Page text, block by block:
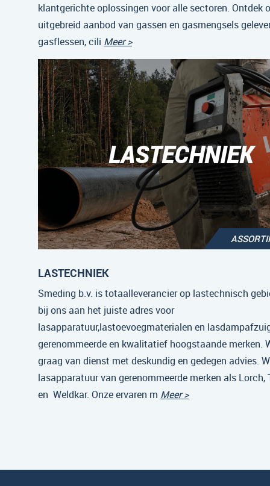
klantgerichte oplossingen voor alle sectoren. Ontdek
uitgebreid aanbod van gassen en gasmengsels
gasflessen, cili Meer >
LASTECHNIEK
LASTECHNIEK
Smeding b.v. is totaalleverancier op lastechnisch
bij ons aan het juiste adres voor
lasapparatuur,lastoevoegmaterialen en
gerenommeerde en kwalitatief hoogstaande merken.
graag van dienst met deskundig en gedegen advies.
lasapparatuur van gerenommeerde merken als Lorch,
en Weldkar. Onze ervaren m Meer >